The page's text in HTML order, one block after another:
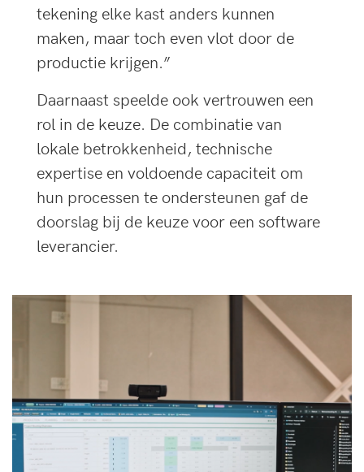
tekening elke kast anders kunnen
maken, maar toch even vlot door de
productie krijgen.”
Daarnaast speelde ook vertrouwen een
rol in de keuze. De combinatie van
lokale betrokkenheid, technische
expertise en voldoende capaciteit om
hun processen te ondersteunen gaf de
doorslag bij de keuze voor een software
leverancier.